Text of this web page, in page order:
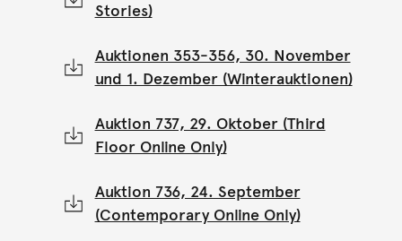
Stories)
Auktionen 353-356, 30. November
und 1. Dezember (Winterauktionen)
Auktion 737, 29. Oktober (Third
Floor Online Only)
Auktion 736, 24. September
(Contemporary Online Only)